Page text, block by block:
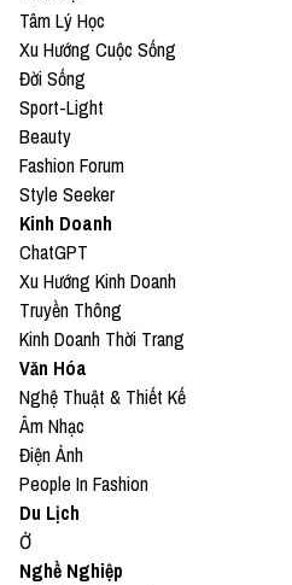
Tâm Lý Học
Xu Hướng Cuộc Sống
Đời Sống
Sport-Light
Beauty
Fashion Forum
Style Seeker
Kinh Doanh
ChatGPT
Xu Hướng Kinh Doanh
Truyền Thông
Kinh Doanh Thời Trang
Văn Hóa
Nghệ Thuật & Thiết Kế
Âm Nhạc
Điện Ảnh
People In Fashion
Du Lịch
Ở
Nghề Nghiệp